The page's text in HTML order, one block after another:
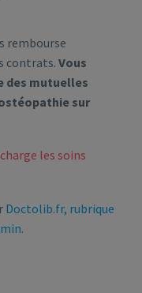
rembourse
contrats.Vous
des mutuelles
sur
les soins
Doctolib.fr, rubrique